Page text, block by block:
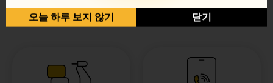
오늘 하루 보지 않기 닫기